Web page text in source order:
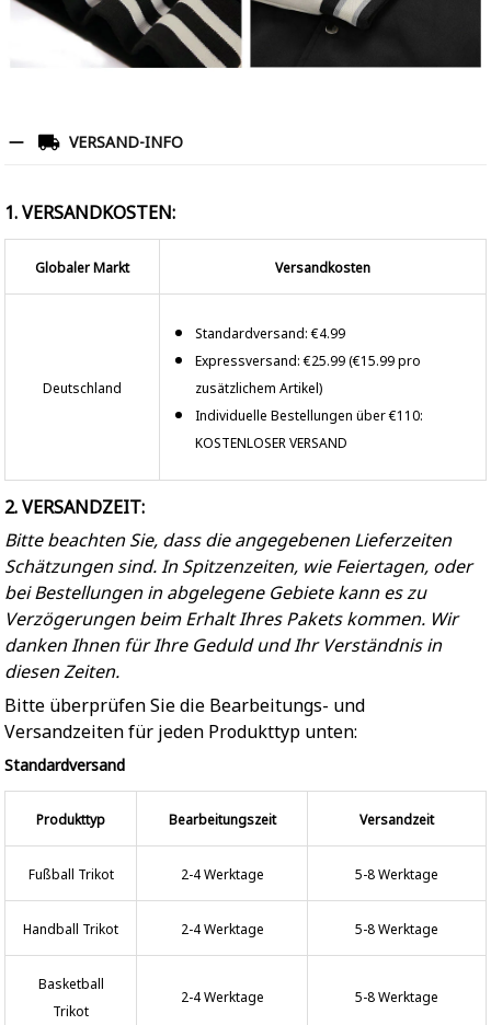
VERSAND-INFO
1. VERSANDKOSTEN:
Globaler Markt Versandkosten
Deutschland
Standardversand: €4.99
Expressversand: €25.99 (€15.99 pro
zusätzlichem Artikel)
Individuelle Bestellungen über €110:
KOSTENLOSER VERSAND
2. VERSANDZEIT:
Bitte beachten Sie, dass die angegebenen Lieferzeiten
Schätzungen sind. In Spitzenzeiten, wie Feiertagen, oder
bei Bestellungen in abgelegene Gebiete kann es zu
Verzögerungen beim Erhalt Ihres Pakets kommen. Wir
danken Ihnen für Ihre Geduld und Ihr Verständnis in
diesen Zeiten.
Bitte überprüfen Sie die Bearbeitungs- und
Versandzeiten für jeden Produkttyp unten:
Standardversand
Produkttyp Bearbeitungszeit Versandzeit
Fußball Trikot 2-4 Werktage 5-8 Werktage
Handball Trikot 2-4 Werktage 5-8 Werktage
Basketball
Trikot
2-4 Werktage 5-8 Werktage